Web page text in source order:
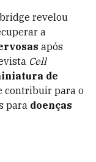
revelou
a
após
Cell
de
contribuir para o
para doenças